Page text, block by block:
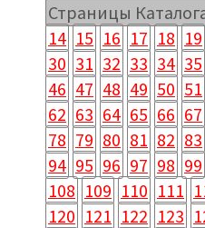
Страницы
14 15 16 17 18 19
30 31 32 33 34 35
46 47 48 49 50 51
62 63 64 65 66 67
78 79 80 81 82 83
94 95 96 97 98 99
108 109 110 111
120 121 122 123